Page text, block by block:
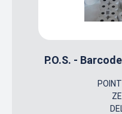
P.O.S. -